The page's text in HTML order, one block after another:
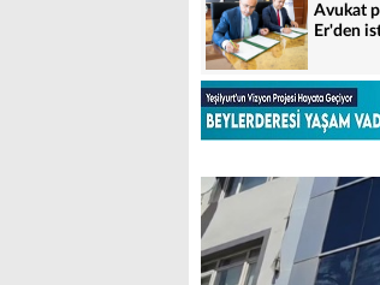
Avukat
Er'den